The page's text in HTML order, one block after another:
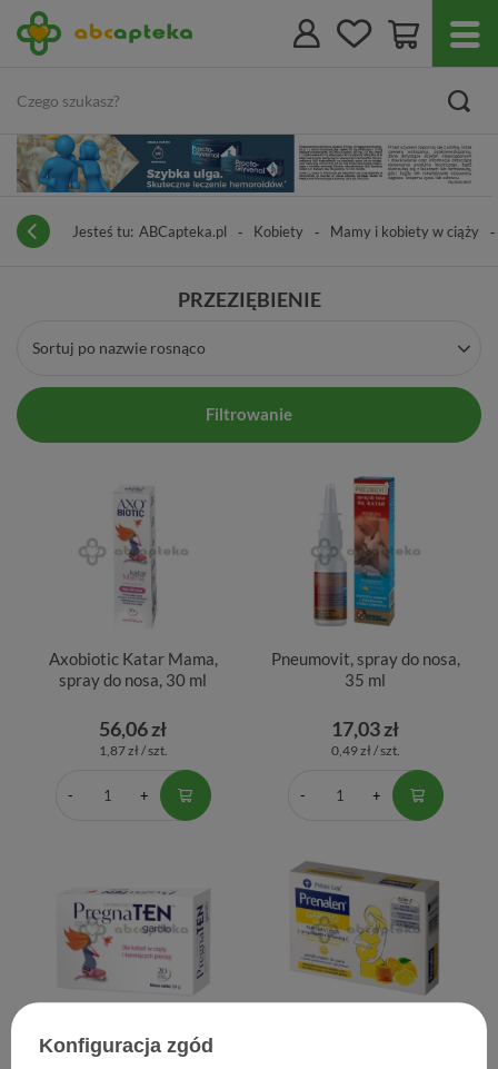
Jesteś tu: ABCapteka.pl Kobiety Mamy i kobiety w ciąży
PRZEZIĘBIENIE
Sortuj po nazwie rosnąco
Filtrowanie
Axobiotic Katar Mama,
spray do nosa, 30 ml
56,06 zł
1,87 zł / szt.
Pneumovit, spray do nosa,
35 ml
17,03 zł
0,49 zł / szt.
PregnaTEN Gardło, 20
pastylek
Konfiguracja zgód